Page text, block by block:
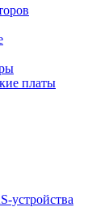
платы
устройства